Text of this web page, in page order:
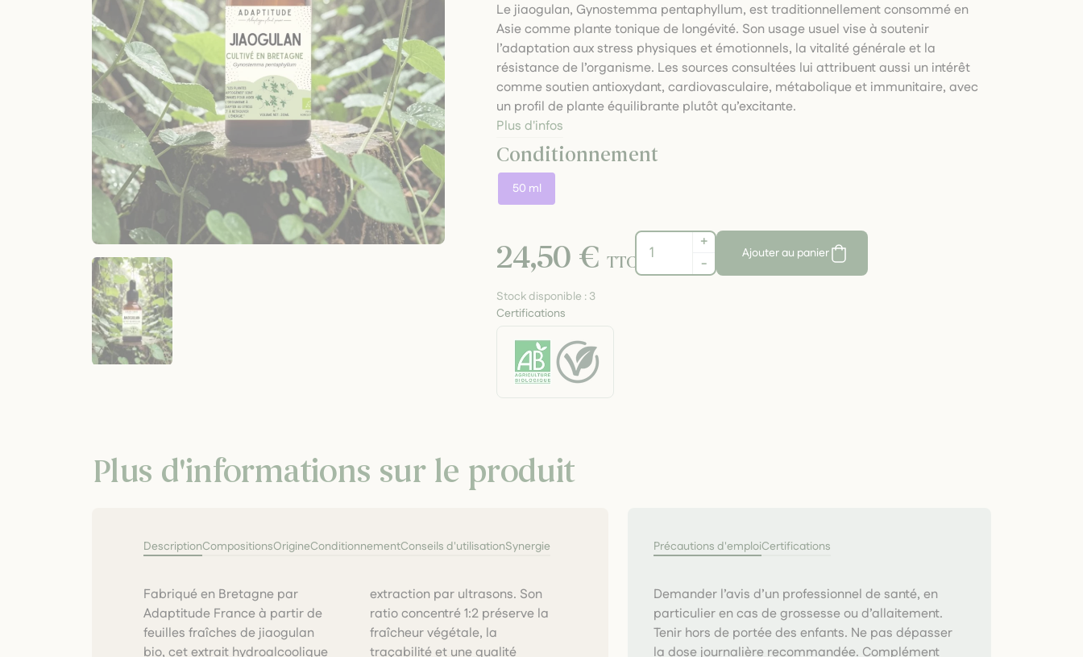
Le jiaogulan, Gynostemma pentaphyllum, est traditionnellement consommé en
Asie comme plante tonique de longévité. Son usage usuel vise à soutenir
l’adaptation aux stress physiques et émotionnels, la vitalité générale et la
résistance de l’organisme. Les sources consultées lui attribuent aussi un intérêt
comme soutien antioxydant, cardiovasculaire, métabolique et immunitaire, avec
un profil de plante équilibrante plutôt qu’excitante.
Plus d'infos
Conditionnement
50 ml
24,50 € TTC
+
-
Ajouter au panier
Stock disponible : 3
Certifications
Plus d'informations sur le produit
DescriptionCompositionsOrigineConditionnementConseils d'utilisationSynergie
Fabriqué en Bretagne par
Adaptitude France à partir de
feuilles fraîches de jiaogulan
bio, cet extrait hydroalcoolique
extraction par ultrasons. Son
ratio concentré 1:2 préserve la
fraîcheur végétale, la
traçabilité et une qualité
Précautions d'emploiCertifications
Demander l’avis d’un professionnel de santé, en
particulier en cas de grossesse ou d’allaitement.
Tenir hors de portée des enfants. Ne pas dépasser
la dose journalière recommandée. Complément